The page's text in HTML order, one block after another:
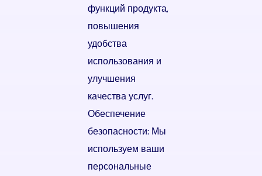
функций продукта,
повышения
удобства
использования и
улучшения
качества услуг.
Обеспечение
безопасности: Мы
используем ваши
персональные